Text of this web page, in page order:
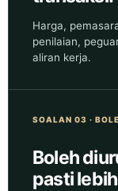
Harga,
penilaian,
aliran kerja.
SOALAN 03 ·
Boleh
pasti